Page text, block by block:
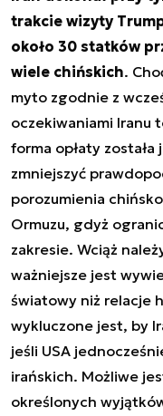
trakcie wizyty
około 30 statków
wiele chińskich.
myto zgodnie z
oczekiwaniami Iranu
forma opłaty została
zmniejszyć
porozumienia
Ormuzu, gdyż
zakresie. Wciąż
ważniejsze jest
światowy niż relacje
wykluczone jest, by
jeśli USA
irańskich. Możliwe
określonych